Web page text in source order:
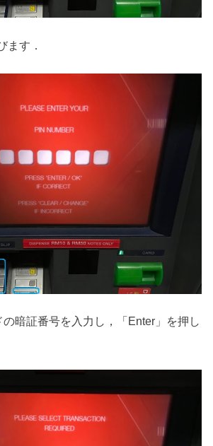
ます．
の暗証番号を入力し，「Enter」を押し